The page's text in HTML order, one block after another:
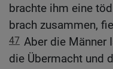
brachte ihm eine
brach zusammen,
47 Aber die Männer
die Übermacht und